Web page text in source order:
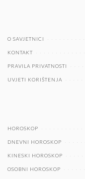
O SAVJETNICI
KONTAKT
PRAVILA PRIVATNOSTI
UVJETI KORIŠTENJA
HOROSKOP
DNEVNI HOROSKOP
KINESKI HOROSKOP
OSOBNI HOROSKOP